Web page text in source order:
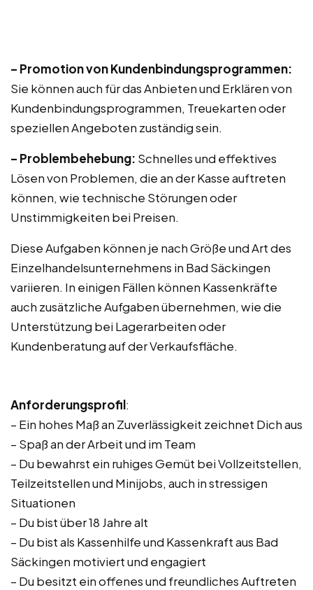
– Promotion von Kundenbindungsprogrammen:
Sie können auch für das Anbieten und Erklären von
Kundenbindungsprogrammen, Treuekarten oder
speziellen Angeboten zuständig sein.
– Problembehebung: Schnelles und effektives
Lösen von Problemen, die an der Kasse auftreten
können, wie technische Störungen oder
Unstimmigkeiten bei Preisen.
Diese Aufgaben können je nach Größe und Art des
Einzelhandelsunternehmens in Bad Säckingen
variieren. In einigen Fällen können Kassenkräfte
auch zusätzliche Aufgaben übernehmen, wie die
Unterstützung bei Lagerarbeiten oder
Kundenberatung auf der Verkaufsfläche.
Anforderungsprofil:
– Ein hohes Maß an Zuverlässigkeit zeichnet Dich aus
– Spaß an der Arbeit und im Team
– Du bewahrst ein ruhiges Gemüt bei Vollzeitstellen,
Teilzeitstellen und Minijobs, auch in stressigen
Situationen
– Du bist über 18 Jahre alt
– Du bist als Kassenhilfe und Kassenkraft aus Bad
Säckingen motiviert und engagiert
– Du besitzt ein offenes und freundliches Auftreten